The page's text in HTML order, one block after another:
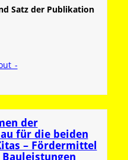
Satz der Publikation
der
für die beiden
– Fördermittel